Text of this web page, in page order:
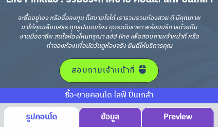
จะซื้ออยู่เอง หรือซื้อลงทุน ก็สบายใจได้ เรารวบรวมห้องสวย ดี มีคุณภาพ
มาให้คุณเลือกสรร ทุกรูปแบบห้อง ทุกระดับราคา พร้อมบริการด้วยทีม
งานมืออาชีพ สนใจห้องไหนกรุณา add line เพื่อสอบถามเจ้าหน้าที่ หรือ
ทำจองห้องเพื่อนัดวันดูห้องจริง ยินดีให้บริการคุณ
สอบถามเจ้าหน้าที่
ซื้อ-ขายคอนโด ไลฟ์ ปิ่นเกล้า
รูปคอนโด
ข้อมูล Preview